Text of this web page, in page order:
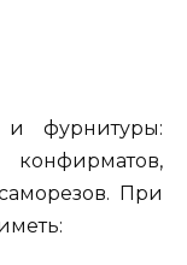
фурнитуры:
При